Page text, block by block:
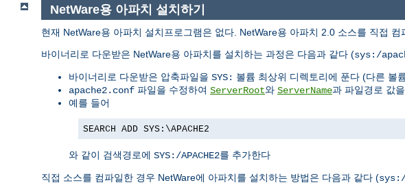
NetWare용 아파치 설치하기
현재 NetWare용 아파치 설치프로그램은 없다. NetWare용 아파치 2.0 소스를 직접
바이너리로 다운받은 NetWare용 아파치를 설치하는 과정은 다음과 같다 (sys:/
바이너리로 다운받은 압축파일을 SYS: 볼륨 최상위 디렉토리에 푼다 (다른 볼
apache2.conf 파일을 수정하여 ServerRoot와 ServerName과 파일경로 값
예를 들어
SEARCH ADD SYS:\APACHE2
와 같이 검색경로에 SYS:/APACHE2를 추가한다
직접 소스를 컴파일한 경우 NetWare에 아파치를 설치하는 방법은 다음과 같다 (sys:/